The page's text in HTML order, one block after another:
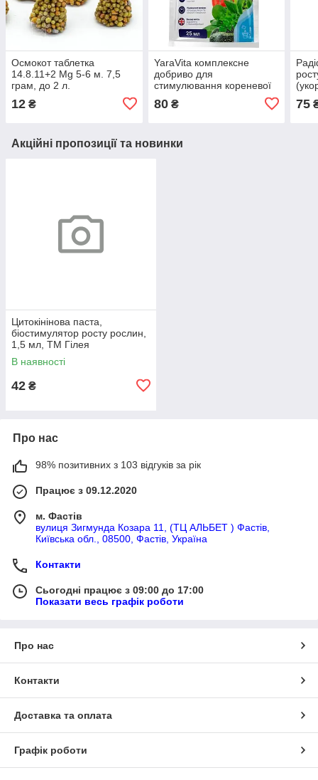
Осмокот таблетка
14.8.11+2 Mg 5-6 м. 7,5
грам, до 2 л.
12 ₴
YaraVita комплексне
добриво для
стимулювання кореневої
системи овочевих культур
(25 мл)
80₴ 75
Акційні пропозиції та новинки
Цитокінінова паста,
біостимулятор росту рослин,
1,5 мл, ТМ Гілея
В наявності
42 ₴
Про нас
98% позитивних з 103 відгуків за рік
Працює з 09.12.2020
м. Фастів
вулиця Зигмунда Козара 11, (ТЦ АЛЬБЕТ ) Фастів,
Київська обл., 08500, Фастів, Україна
Контакти
Сьогодні працює з 09:00 до 17:00
Показати весь графік роботи
Про нас
Контакти
Доставка та оплата
Графік роботи